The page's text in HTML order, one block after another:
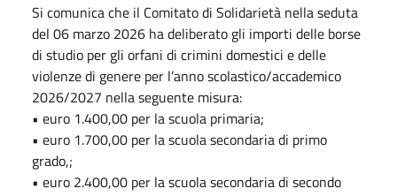
Si comunica che il Comitato di Solidarietà nella seduta
del 06 marzo 2026 ha deliberato gli importi delle borse
di studio per gli orfani di crimini domestici e delle
violenze di genere per l’anno scolastico/accademico
2026/2027 nella seguente misura:
• euro 1.400,00 per la scuola primaria;
• euro 1.700,00 per la scuola secondaria di primo
grado,;
• euro 2.400,00 per la scuola secondaria di secondo